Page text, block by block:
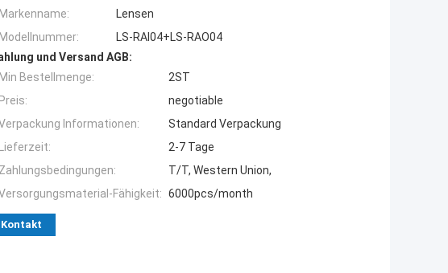
Markenname:
Lensen
Modellnummer:
LS-RAI04+LS-RAO04
und Versand AGB:
Min Bestellmenge:
2ST
Preis:
negotiable
Informationen:
Standard Verpackung
Lieferzeit:
2-7 Tage
Zahlungsbedingungen:
T/T, Western Union,
Fähigkeit: 6000pcs/month
Kontakt